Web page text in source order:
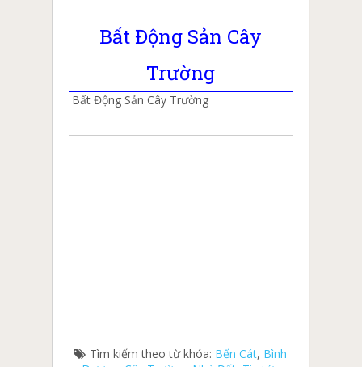
Bất Động Sản Cây
Trường
Bất Động Sản Cây Trường
Tìm kiếm theo từ khóa: Bến Cát, Bình